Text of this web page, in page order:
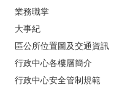
業務職掌
大事紀
區公所位置圖及交通資訊
行政中心各樓層簡介
行政中心安全管制規範